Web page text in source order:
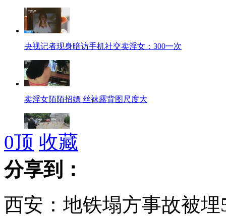
央视记者现身暗访手机社交卖淫女：300一次
卖淫女陌陌招嫖 丝袜露背图尺度大
长沙图书馆门前摆“八卦阵”
上海推行家庭农场模式 走规模化集约化道路
0顶 收藏
分享到：
西安：地铁塌方事故被